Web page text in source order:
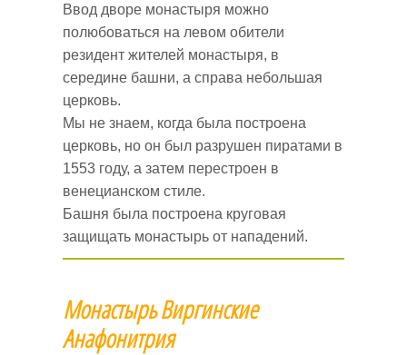
Ввод дворе монастыря можно
полюбоваться на левом обители
резидент жителей монастыря, в
середине башни, а справа небольшая
церковь.
Мы не знаем, когда была построена
церковь, но он был разрушен пиратами в
1553 году, а затем перестроен в
венецианском стиле.
Башня была построена круговая
защищать монастырь от нападений.
Монастырь Виргинские
Анафонитрия